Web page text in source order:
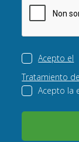
Acepto el
Tratamiento
Acepto la